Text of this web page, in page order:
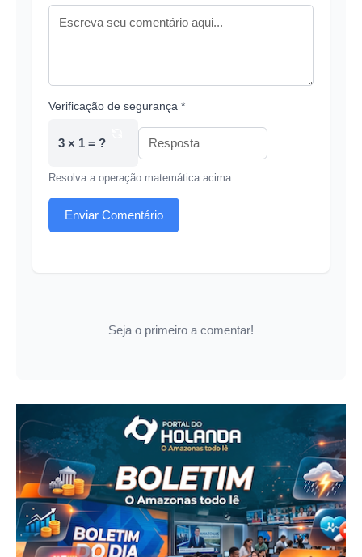
Verificação de segurança *
3 × 1 = ?
Resolva a operação matemática acima
Enviar Comentário
Seja o primeiro a comentar!